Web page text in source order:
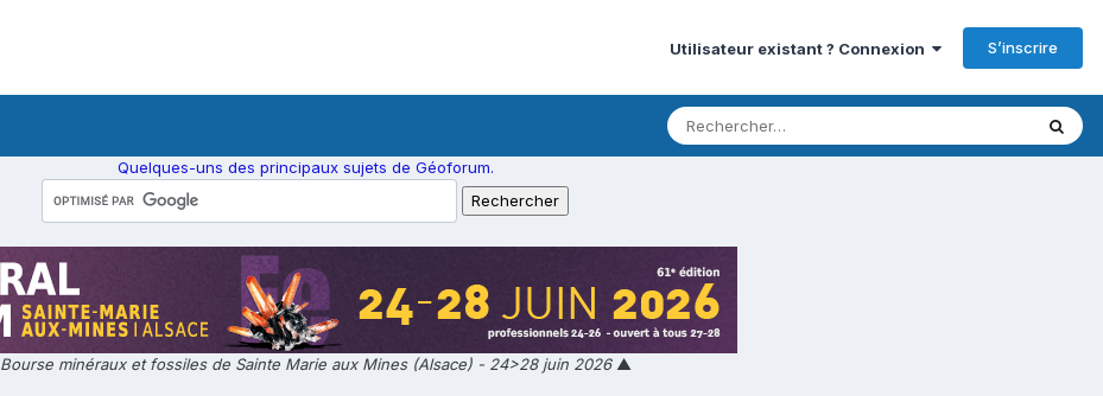
Utilisateur existant ? Connexion S’inscrire
Quelques-uns des principaux sujets de Géoforum.
Bourse minéraux et fossiles de Sainte Marie aux Mines (Alsace) - 24>28 juin 2026▲